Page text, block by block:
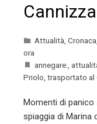
Attualità Cronaca
ora
annegare:
Priolo trasportato al
Momenti di
spiaggia di Marina